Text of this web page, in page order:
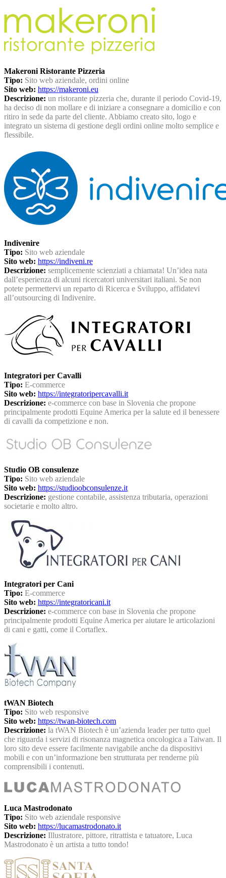
Makeroni Ristorante Pizzeria
Tipo: Sito web aziendale, ordini online
Sito web: https://makeroni.eu
Descrizione: un ristorante pizzeria che, durante il periodo Covid-19,
ha deciso di non mollare e di iniziare a consegnare a domicilio e con
ritiro in sede da parte del cliente. Abbiamo creato sito, logo e
integrato un sistema di gestione degli ordini online molto semplice e
flessibile.
Indivenire
Tipo: Sito web aziendale
Sito web: https://indiveni.re
Descrizione: semplicemente scienziati a chiamata! Un’idea nata
dall’esperienza di alcuni ricercatori universitari italiani. Se non
potete permettervi un reparto di Ricerca e Sviluppo, affidatevi
all’outsourcing di Indivenire.
Integratori per Cavalli
Tipo: E-commerce
Sito web: https://integratoripercavalli.it
Descrizione: e-commerce con base in Slovenia che propone
principalmente prodotti Equine America per la salute ed il benessere
di cavalli da competizione e non.
Studio OB consulenze
Tipo: Sito web aziendale
Sito web: https://studioobconsulenze.it
Descrizione: gestione contabile, assistenza tributaria, operazioni
societarie e molto altro.
Integratori per Cani
Tipo: E-commerce
Sito web: https://integratoricani.it
Descrizione: e-commerce con base in Slovenia che propone
principalmente prodotti Equine America per aiutare le articolazioni
di cani e gatti, come il Cortaflex.
tWAN Biotech
Tipo: Sito web responsive
Sito web: https://twan-biotech.com
Descrizione: la tWAN Biotech è un’azienda leader per tutto quel
che riguarda i servizi di risonanza magnetica oncologica a Taiwan. Il
loro sito deve essere facilmente navigabile anche da dispositivi
mobili e con un’informazione ben strutturata per renderne più
comprensibili i contenuti.
Luca Mastrodonato
Tipo: Sito web aziendale responsive
Sito web: https://lucamastrodonato.it
Descrizione: Illustratore, pittore, ritrattista e tatuatore, Luca
Mastrodonato è un artista a tutto tondo!